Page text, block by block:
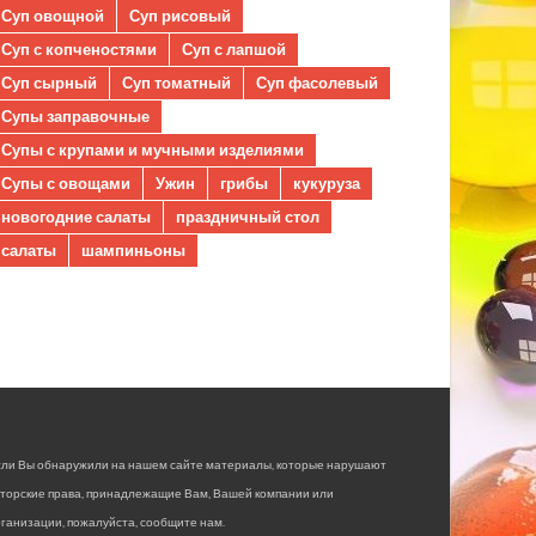
Суп овощной
Суп рисовый
Суп с копченостями
Суп с лапшой
Суп сырный
Суп томатный
Суп фасолевый
Супы заправочные
Супы с крупами и мучными изделиями
Супы с овощами
Ужин грибы
кукуруза
новогодние салаты
праздничный стол
салаты
шампиньоны
Вы обнаружили на нашем сайте материалы, которые нарушают
права, принадлежащие Вам, Вашей компании или
пожалуйста, сообщите нам.